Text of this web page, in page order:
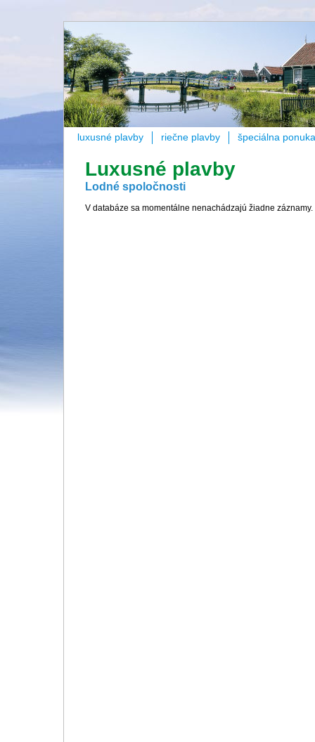
luxusné plavby riečne plavby špeciálna ponuka
Luxusné plavby
Lodné spoločnosti
V databáze sa momentálne nenachádzajú žiadne záznamy.